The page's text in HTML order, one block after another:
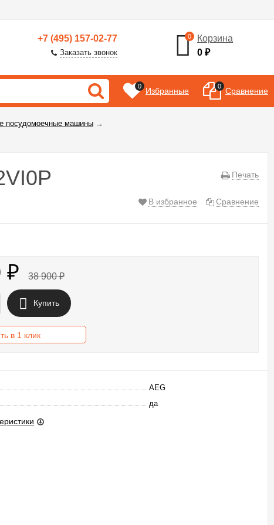
+7 (495) 157-02-77
Заказать звонок
0
Корзина
0₽
0 Избранные 0 Сравнение
посудомоечные машины →
Печать
В избранное Сравнение
₽ 38 900₽
Купить
в 1 клик
AEG
да